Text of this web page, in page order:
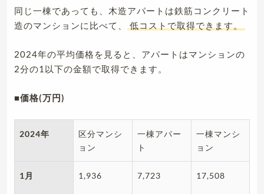
同じ一棟であっても、木造アパートは鉄筋コンクリート
造のマンションに比べて、
低コストで取得できます。
2024年の平均価格を見ると、アパートはマンションの
2分の1以下の金額で取得できます。
■価格(万円)
2024年
区分マンシ
ョン
一棟アパー
ト
一棟マンシ
ョン
1月 1,936 7,723 17,508